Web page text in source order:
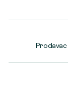
Prodavac